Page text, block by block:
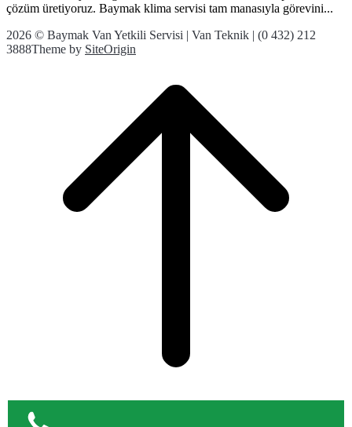
çözüm üretiyoruz. Baymak klima servisi tam manasıyla görevini...
2026 © Baymak Van Yetkili Servisi | Van Teknik | (0 432) 212
3888Theme by SiteOrigin